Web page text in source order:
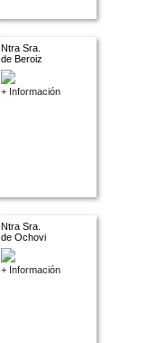
Ntra Sra.
de Beroiz
+ Información
Ntra Sra.
de Ochovi
+ Información